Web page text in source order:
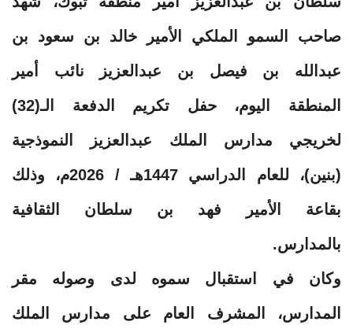
صاحب السمو الملكي الأمير خالد بن سعود بن
عبدالله بن فيصل بن عبدالعزيز نائب أمير
المنطقة اليوم، حفل تكريم الدفعة الـ(32)
لخريجي مدارس الملك عبدالعزيز النموذجية
(بنين)، للعام الدراسي 1447هـ / 2026م، وذلك
بقاعة الأمير فهد بن سلطان الثقافية
بالمدارس.
وكان في استقبال سموه لدى وصوله مقر
المدارس، المشرف العام على مدارس الملك